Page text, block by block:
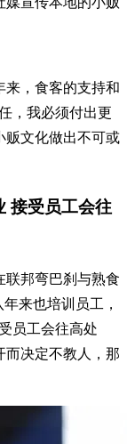
来，食客的支持和
，我必须付出更
贩文化做出不可或
接受员工会往
联邦弯巴刹与熟食
来也培训员工，
员工会往高处
而决定不教人，那